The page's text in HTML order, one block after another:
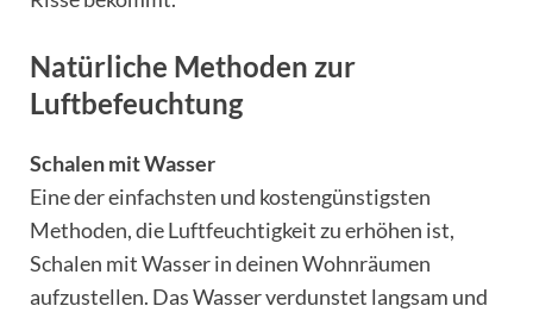
Natürliche Methoden zur
Luftbefeuchtung
Schalen mit Wasser
Eine der einfachsten und kostengünstigsten
Methoden, die Luftfeuchtigkeit zu erhöhen ist,
Schalen mit Wasser in deinen Wohnräumen
aufzustellen. Das Wasser verdunstet langsam und